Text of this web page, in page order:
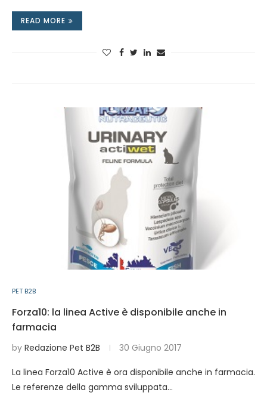
READ MORE
PET B2B
Forza10: la linea Active è disponibile anche in
farmacia
by Redazione Pet B2B 30 Giugno 2017
La linea Forza10 Active è ora disponibile anche in farmacia.
Le referenze della gamma sviluppata…